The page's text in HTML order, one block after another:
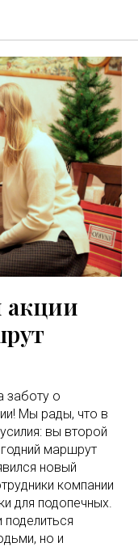
акции
заботу о
Мы рады, что в
вы второй
маршрут
новый
компании
для подопечных.
но и